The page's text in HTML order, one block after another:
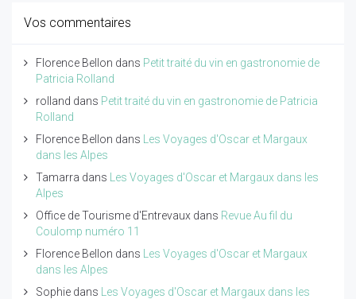
Vos commentaires
Florence Bellon dans Petit traité du vin en gastronomie de
Patricia Rolland
rolland dans Petit traité du vin en gastronomie de Patricia
Rolland
Florence Bellon dans
Les Voyages d'Oscar et Margaux
dans les Alpes
Tamarra dans
Les Voyages d'Oscar et Margaux dans les
Alpes
Office de Tourisme d'Entrevaux dans Revue Au fil du
Coulomp numéro 11
Florence Bellon dans
Les Voyages d'Oscar et Margaux
dans les Alpes
Sophie dans
Les Voyages d'Oscar et Margaux dans les